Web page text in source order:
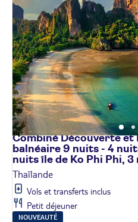
Combiné Découverte et
balnéaire 9 nuits - 4
nuits île de Ko Phi Phi, 3
Thaïlande
Vols et transferts inclus
Petit déjeuner
NOUVEAUTÉ